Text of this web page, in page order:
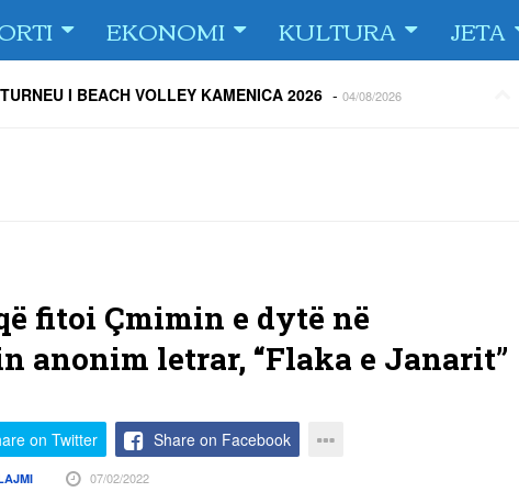
EKONOMI KULTURA JETA
i FC Drita në Europa Conference League -
fitoi Çmimin e dytë në
anonim letrar, “Flaka e Janarit”
on Twitter Share on Facebook
07/02/2022